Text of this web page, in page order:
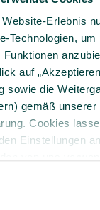
Erlebnis
Technologien,
Funktionen
auf
sowie die
gemäß unserer
Cookies
Einstellungen